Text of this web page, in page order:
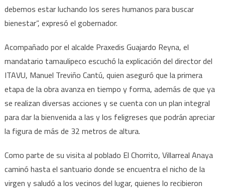
debemos estar luchando los seres humanos para buscar
bienestar”, expresó el gobernador.
Acompañado por el alcalde Praxedis Guajardo Reyna, el
mandatario tamaulipeco escuchó la explicación del director del
ITAVU, Manuel Treviño Cantú, quien aseguró que la primera
etapa de la obra avanza en tiempo y forma, además de que ya
se realizan diversas acciones y se cuenta con un plan integral
para dar la bienvenida a las y los feligreses que podrán apreciar
la figura de más de 32 metros de altura.
Como parte de su visita al poblado El Chorrito, Villarreal Anaya
caminó hasta el santuario donde se encuentra el nicho de la
virgen y saludó a los vecinos del lugar, quienes lo recibieron